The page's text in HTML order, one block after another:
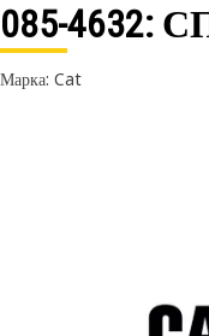
085-4632:
Марка: Cat